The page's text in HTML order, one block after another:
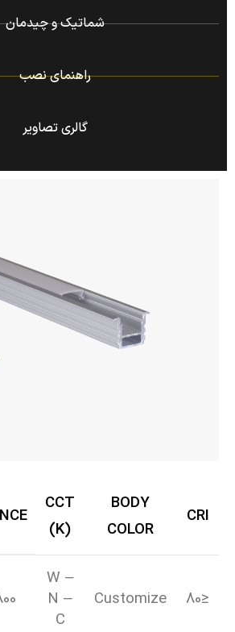
شماتیک و چیدمان
راهنمای نصب
گالری تصاویر
CRI
BODY
COLOR
CCT
(K)
≤80
Customize
W –
N –
C